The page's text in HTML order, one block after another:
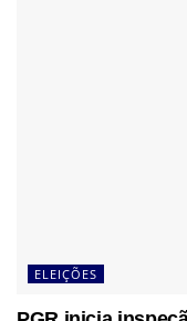
ELEIÇÕES